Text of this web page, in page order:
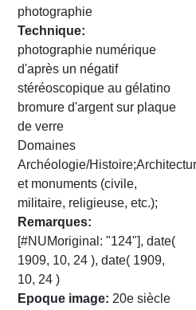
photographie
Technique
photographie numérique
d'après un négatif
stéréoscopique au gélatino
bromure d'argent sur plaque
de verre
Domaines
Archéologie/
et monuments (civile,
militaire, religieuse, etc.);
Remarques
[#NUMoriginal: "124"], date(
1909, 10, 24 ), date( 1909,
10, 24 )
Epoque image 20e siècle